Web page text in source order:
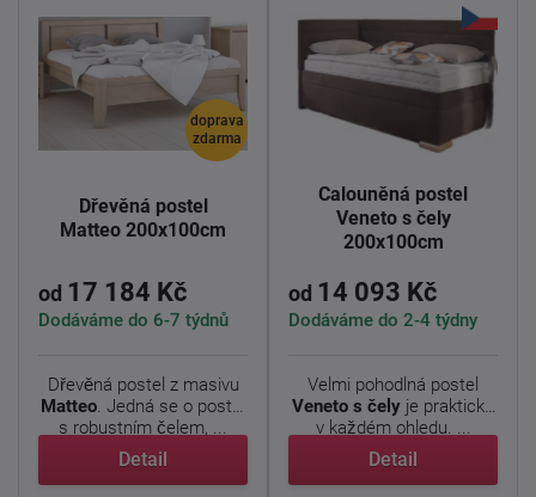
doprava
zdarma
Dřevěná postel
Matteo 200x100cm
od 17 184 Kč
Dodáváme do 6-7 týdnů
Dřevěná postel z masivu
Matteo. Jedná se o postel
s robustním čelem, ...
Detail
Čalouněná postel
Veneto s čely
200x100cm
od 14 093 Kč
Dodáváme do 2-4 týdny
Velmi pohodlná postel
Veneto s čely je praktická
v každém ohledu. ...
Detail